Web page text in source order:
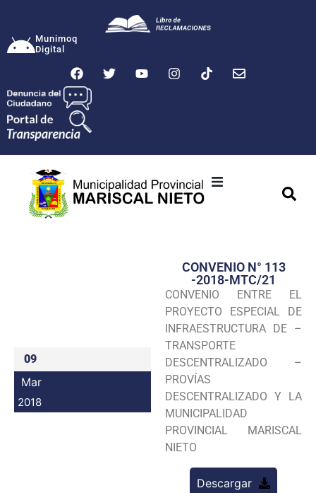
Munimoq
Digital
Transparencia
Programas
Intranet
09
Mar
2018
CONVENIO N° 113
-2018-MTC/21
CONVENIO ENTRE EL
PROYECTO ESPECIAL DE
INFRAESTRUCTURA DE –
TRANSPORTE
DESCENTRALIZADO –
PROVÍAS
DESCENTRALIZADO Y LA
MUNICIPALIDAD
PROVINCIAL MARISCAL
NIETO
Descargar